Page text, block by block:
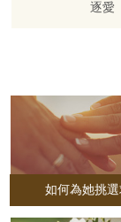
逐愛
如何為她挑